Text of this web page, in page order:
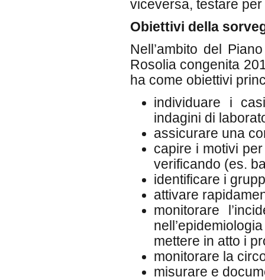
viceversa, testare
Obiettivi della
Nell’ambito del
Rosolia congenita
ha come obiettivi
individuare i
indagini di
assicurare una
capire i motivi
verificando (es.
identificare i
attivare
monitorare
mettere in atto i
monitorare la
misurare e